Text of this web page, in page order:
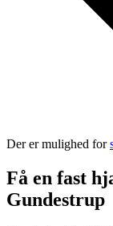
Der er mulighed for
Få en fast
Gundestrup